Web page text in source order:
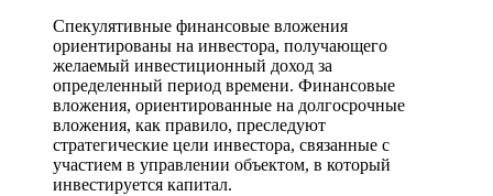
Спекулятивные финансовые вложения
ориентированы на инвестора, получающего
желаемый инвестиционный доход за
определенный период времени. Финансовые
вложения, ориентированные на долгосрочные
вложения, как правило, преследуют
стратегические цели инвестора, связанные с
участием в управлении объектом, в который
инвестируется капитал.